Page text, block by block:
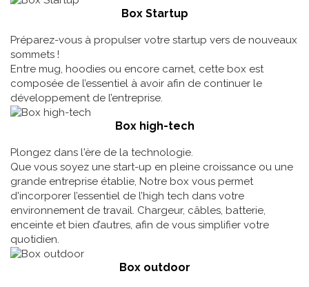
Box Startup
Préparez-vous à propulser votre startup vers de nouveaux
sommets !
Entre mug, hoodies ou encore carnet, cette box est
composée de l’essentiel à avoir afin de continuer le
développement de l’entreprise.
Box high-tech
Plongez dans l'ère de la technologie.
Que vous soyez une start-up en pleine croissance ou une
grande entreprise établie, Notre box vous permet
d'incorporer l’essentiel de l’high tech dans votre
environnement de travail. Chargeur, câbles, batterie,
enceinte et bien d’autres, afin de vous simplifier votre
quotidien.
Box outdoor